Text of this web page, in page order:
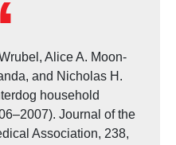
Alice A. Moon-
and Nicholas H.
household
Journal of the
Association, 238,